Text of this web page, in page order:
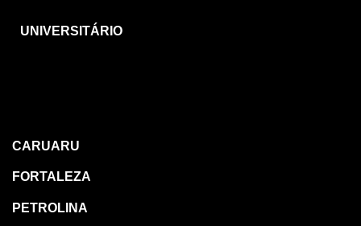
UNIVERSITÁRIO
CARUARU
FORTALEZA
PETROLINA